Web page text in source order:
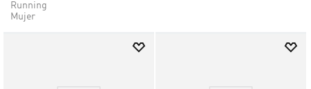
Running
Mujer